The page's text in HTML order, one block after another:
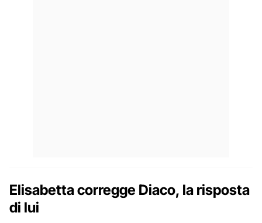
Elisabetta corregge Diaco, la risposta
di lui